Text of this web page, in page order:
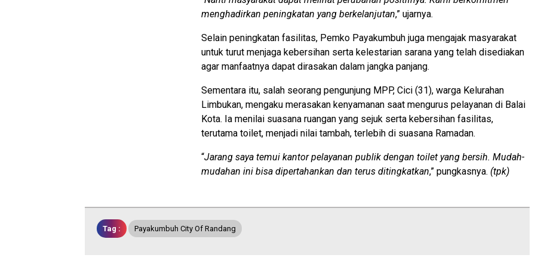
menghadirkan peningkatan yang berkelanjutan,” ujarnya.
Selain peningkatan fasilitas, Pemko Payakumbuh juga mengajak masyarakat
untuk turut menjaga kebersihan serta kelestarian sarana yang telah disediakan
agar manfaatnya dapat dirasakan dalam jangka panjang.
Sementara itu, salah seorang pengunjung MPP, Cici (31), warga Kelurahan
Limbukan, mengaku merasakan kenyamanan saat mengurus pelayanan di Balai
Kota. Ia menilai suasana ruangan yang sejuk serta kebersihan fasilitas,
terutama toilet, menjadi nilai tambah, terlebih di suasana Ramadan.
“Jarang saya temui kantor pelayanan publik dengan toilet yang bersih. Mudah-
mudahan ini bisa dipertahankan dan terus ditingkatkan,” pungkasnya. (tpk)
Tag : Payakumbuh City Of Randang